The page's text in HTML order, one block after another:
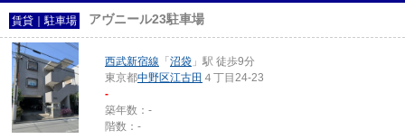
賃貸｜駐車場 アヴニール23駐車場
西武新宿線 「 沼袋 」駅 徒歩9分
東京都中野区江古田 ４丁目24-23
-
築年数：-
階数：-